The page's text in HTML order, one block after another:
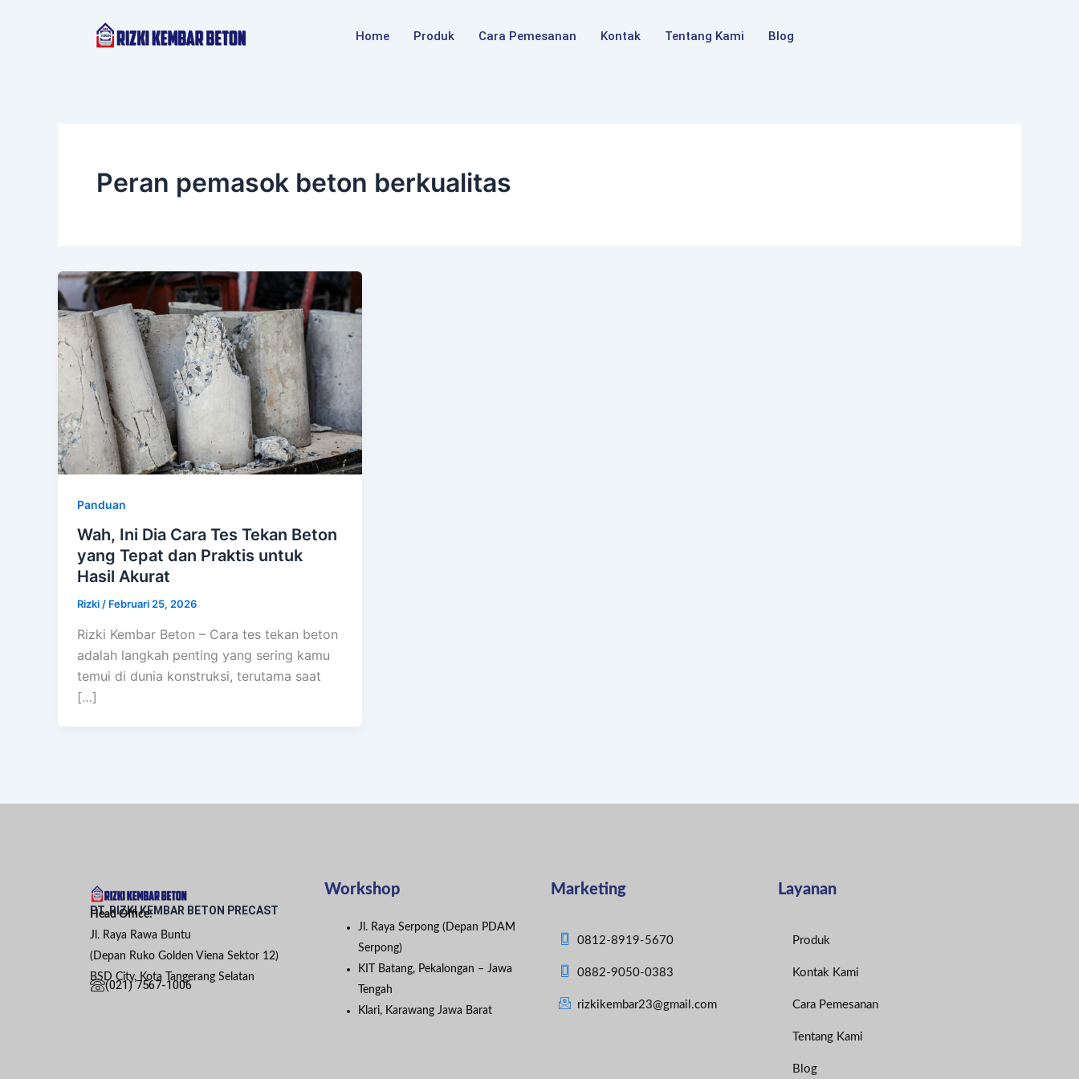
Home Produk Cara Pemesanan Kontak Tentang Kami Blog
Peran pemasok beton berkualitas
Panduan
Wah, Ini Dia Cara Tes Tekan Beton
yang Tepat dan Praktis untuk
Hasil Akurat
Rizki/ Februari 25, 2026
Rizki Kembar Beton – Cara tes tekan beton
adalah langkah penting yang sering kamu
temui di dunia konstruksi, terutama saat
[…]
PT. RIZKI KEMBAR BETON PRECAST
Head Office:
Jl. Raya Rawa Buntu
(Depan Ruko Golden Viena Sektor 12)
BSD City, Kota Tangerang Selatan
(021) 7567-1006
Workshop
Jl. Raya Serpong (Depan PDAM
Serpong)
KIT Batang, Pekalongan – Jawa
Tengah
Klari, Karawang Jawa Barat
Marketing
0812-8919-5670
0882-9050-0383
rizkikembar23@gmail.com
Layanan
Produk
Kontak Kami
Cara Pemesanan
Tentang Kami
Blog